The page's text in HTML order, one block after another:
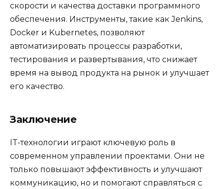
скорости и качества доставки программного
обеспечения. Инструменты, такие как Jenkins,
Docker и Kubernetes, позволяют
автоматизировать процессы разработки,
тестирования и развертывания, что снижает
время на вывод продукта на рынок и улучшает
его качество.
Заключение
IT-технологии играют ключевую роль в
современном управлении проектами. Они не
только повышают эффективность и улучшают
коммуникацию, но и помогают справляться с